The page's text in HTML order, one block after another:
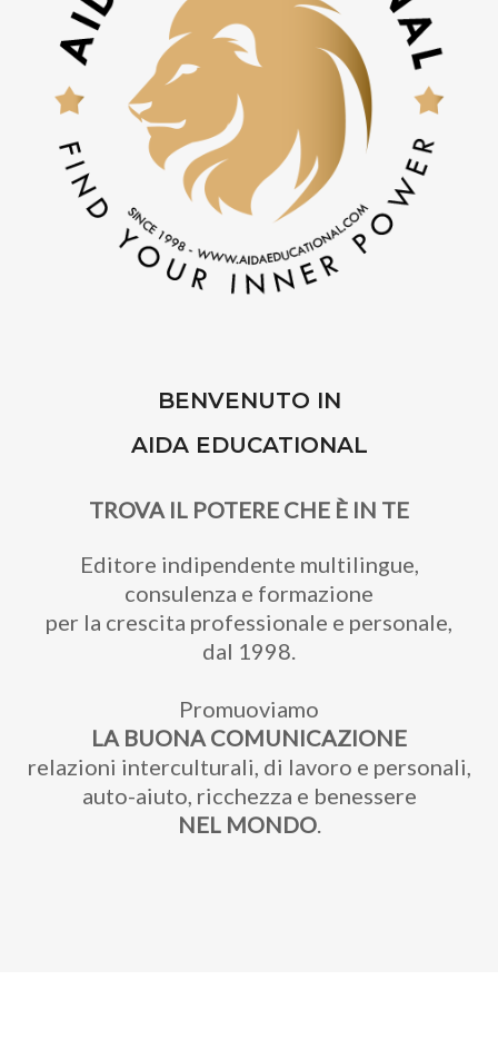
BENVENUTO IN
AIDA EDUCATIONAL
TROVA IL POTERE CHE È IN TE
Editore indipendente multilingue,
consulenza e formazione
per la crescita professionale e personale,
dal 1998.
Promuoviamo
LA BUONA COMUNICAZIONE
relazioni interculturali, di lavoro e personali,
auto-aiuto, ricchezza e benessere
NEL MONDO.